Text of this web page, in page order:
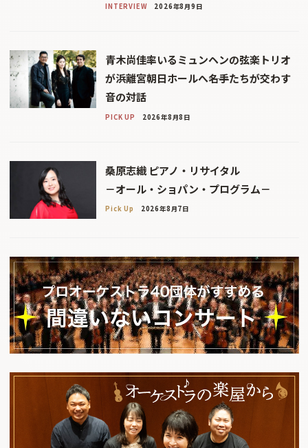
INTERVIEW 2026年8月9日
青木尚佳率いるミュンヘンの弦楽トリオ
が浜離宮朝日ホールへ――名手たちが交わす
音の対話
PICK UP 2026年8月8日
桑原志織 ピアノ・リサイタル
－オール・ショパン・プログラム－
Pick Up 2026年8月7日